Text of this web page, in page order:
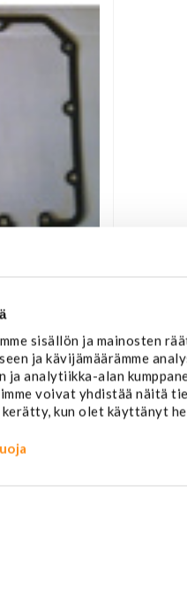
sisällön ja mainosten
ja kävijämäärämme
ja analytiikka-alan
voivat yhdistää näitä
kun olet käyttänyt